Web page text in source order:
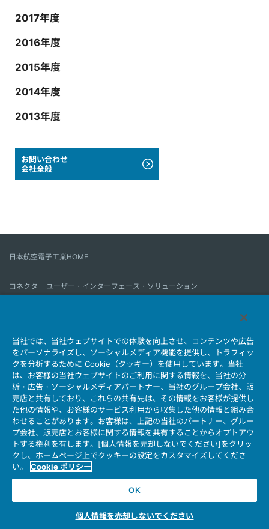
2017年度
2016年度
2015年度
2014年度
2013年度
お問い合わせ
会社全般
日本航空電子工業HOME
コネクタ
ユーザー・インターフェース・ソリューション
会社情報 サステナビリティ IR情報 採用情報
会社情報新着一覧
製品情報新着一覧
サイトマップ お問い合わせ
個人情報保護ポリシー
JAE Cookie Policy
ウェブアクセシビリティ方針
マイナンバー情報保護ポリシー
当社ウェブサイトのご利用について
ソーシャルメディア公式アカウント運用ポリシー
当社では、当社ウェブサイトでの体験を向上させ、コンテンツや広告
をパーソナライズし、ソーシャルメディア機能を提供し、トラフィッ
クを分析するために Cookie（クッキー）を使用しています。当社
は、お客様の当社ウェブサイトのご利用に関する情報を、当社の分
析・広告・ソーシャルメディアパートナー、当社のグループ会社、販
売店と共有しており、これらの共有先は、その情報をお客様が提供し
た他の情報や、お客様のサービス利用から収集した他の情報と組み合
わせることがあります。お客様は、上記の当社のパートナー、グルー
プ会社、販売店とお客様に関する情報を共有することからオプトアウ
トする権利を有します。[個人情報を売却しないでください]をクリッ
クし、ホームページ上でクッキーの設定をカスタマイズしてくださ
い。
Cookie ポリシー
OK
個人情報を売却しないでください